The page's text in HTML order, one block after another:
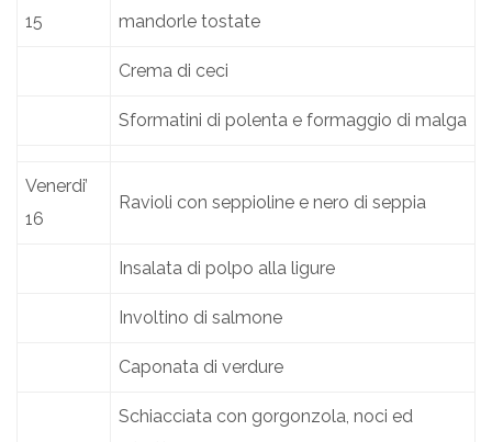
15
mandorle tostate
Crema di ceci
Sformatini di polenta e formaggio di malga
Venerdi’
16
Ravioli con seppioline e nero di seppia
Insalata di polpo alla ligure
Involtino di salmone
Caponata di verdure
Schiacciata con gorgonzola, noci ed